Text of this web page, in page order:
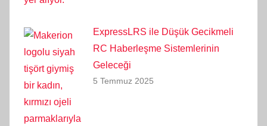
ExpressLRS ile Düşük Gecikmeli
RC Haberleşme Sistemlerinin
Geleceği
5 Temmuz 2025